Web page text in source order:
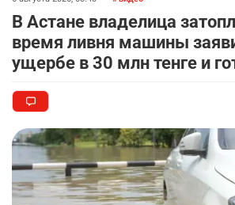
9
🏠 Оправданному пастуху из
квартиру
10
кинорежиссёр Ардак Амиркулов
2305 0 50
В Астане владелица
время ливня машины
ущербе в 30 млн тенге и